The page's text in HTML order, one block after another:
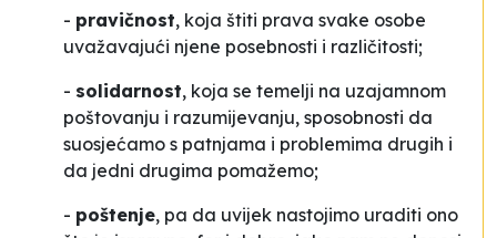
- pravičnost, koja štiti prava svake osobe
uvažavajući njene posebnosti i različitosti;
- solidarnost, koja se temelji na uzajamnom
poštovanju i razumijevanju, sposobnosti da
suosjećamo s patnjama i problemima drugih i
da jedni drugima pomažemo;
- poštenje, pa da uvijek nastojimo uraditi ono